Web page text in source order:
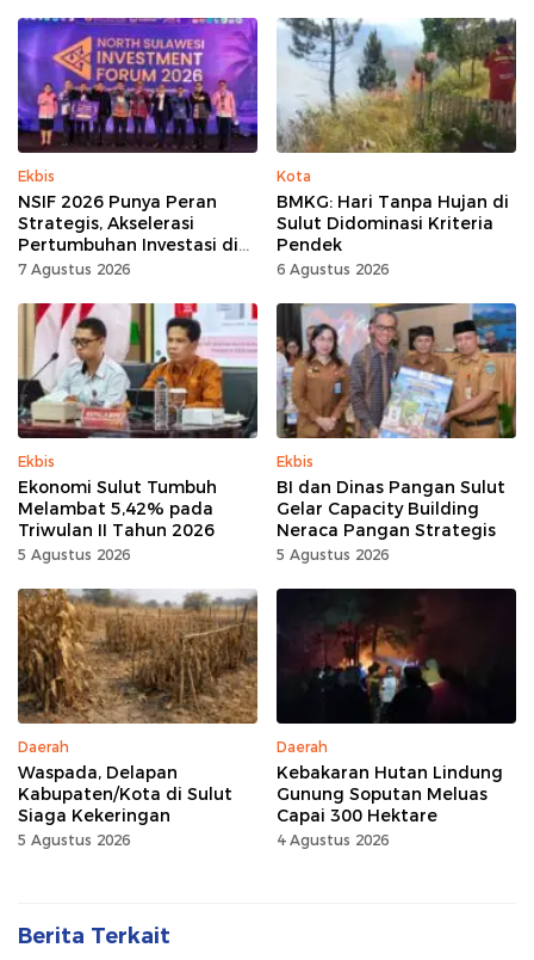
Ekbis
NSIF 2026 Punya Peran
Strategis, Akselerasi
Pertumbuhan Investasi di
Sulut
7 Agustus 2026
Kota
BMKG: Hari Tanpa Hujan di
Sulut Didominasi Kriteria
Pendek
6 Agustus 2026
Ekbis
Ekonomi Sulut Tumbuh
Melambat 5,42% pada
Triwulan II Tahun 2026
5 Agustus 2026
Ekbis
BI dan Dinas Pangan Sulut
Gelar Capacity Building
Neraca Pangan Strategis
5 Agustus 2026
Daerah
Waspada, Delapan
Kabupaten/Kota di Sulut
Siaga Kekeringan
5 Agustus 2026
Daerah
Kebakaran Hutan Lindung
Gunung Soputan Meluas
Capai 300 Hektare
4 Agustus 2026
Berita Terkait